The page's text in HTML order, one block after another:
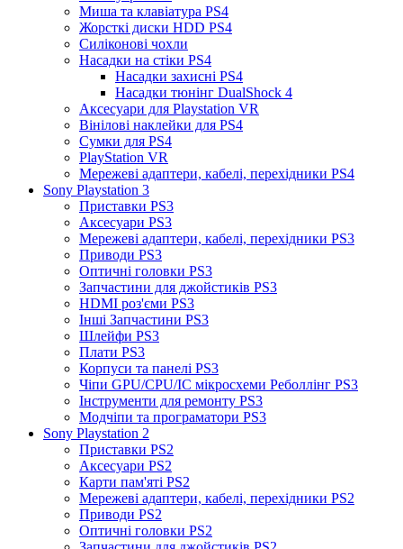
Миша та клавіатура PS4
Жорсткі диски HDD PS4
Силіконові чохли
Насадки на стіки PS4
Насадки захисні PS4
Насадки тюнінг DualShock 4
Аксесуари для Playstation VR
Вінілові наклейки для PS4
Сумки для PS4
PlayStation VR
Мережеві адаптери, кабелі, перехідники PS4
Sony Playstation 3
Приставки PS3
Аксесуари PS3
Мережеві адаптери, кабелі, перехідники PS3
Приводи PS3
Оптичні головки PS3
Запчастини для джойстиків PS3
HDMI роз'єми PS3
Інші Запчастини PS3
Шлейфи PS3
Плати PS3
Корпуси та панелі PS3
Чіпи GPU/CPU/IC мікросхеми Реболлінг PS3
Інструменти для ремонту PS3
Модчіпи та програматори PS3
Sony Playstation 2
Приставки PS2
Аксесуари PS2
Карти пам'яті PS2
Мережеві адаптери, кабелі, перехідники PS2
Приводи PS2
Оптичні головки PS2